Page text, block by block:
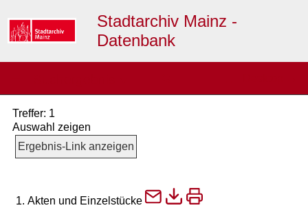
Stadtarchiv Mainz -
Datenbank
Treffer: 1
Auswahl zeigen
Ergebnis-Link anzeigen
1. Akten und Einzelstücke